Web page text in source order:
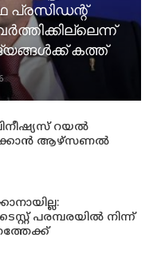
പ്രസിഡന്റ്
കത്ത്
റയൽ
ആഴ്സണൽ
പരമ്പരയിൽ നിന്ന്